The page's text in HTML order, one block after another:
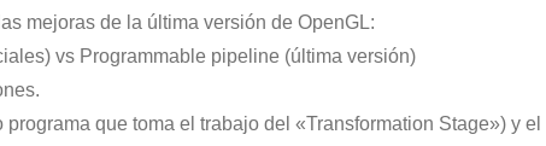
mejoras de la última versión de OpenGL:
vs Programmable pipeline (última versión)
que toma el trabajo del «Transformation Stage») y